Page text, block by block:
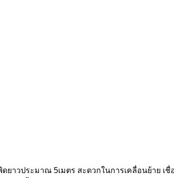
ยาวประมาณ 5เมตร สะดวกในการเคลื่อนย้าย